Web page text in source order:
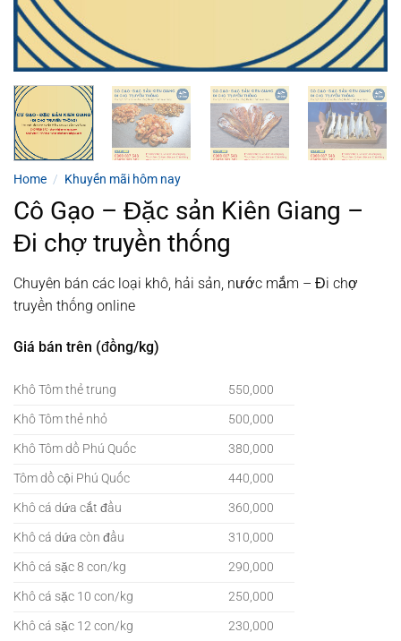
Home / Khuyến mãi hôm nay
Cô Gạo – Đặc sản Kiên Giang –
Đi chợ truyền thống
Chuyên bán các loại khô, hải sản, nước mắm – Đi chợ
truyền thống online
Giá bán trên (đồng/kg)
Khô Tôm thẻ trung
550,000
Khô Tôm thẻ nhỏ
500,000
Khô Tôm dồ Phú Quốc
380,000
Tôm dồ cội Phú Quốc
440,000
Khô cá dứa cắt đầu
360,000
Khô cá dứa còn đầu
310,000
Khô cá sặc 8 con/kg
290,000
Khô cá sặc 10 con/kg
250,000
Khô cá sặc 12 con/kg
230,000